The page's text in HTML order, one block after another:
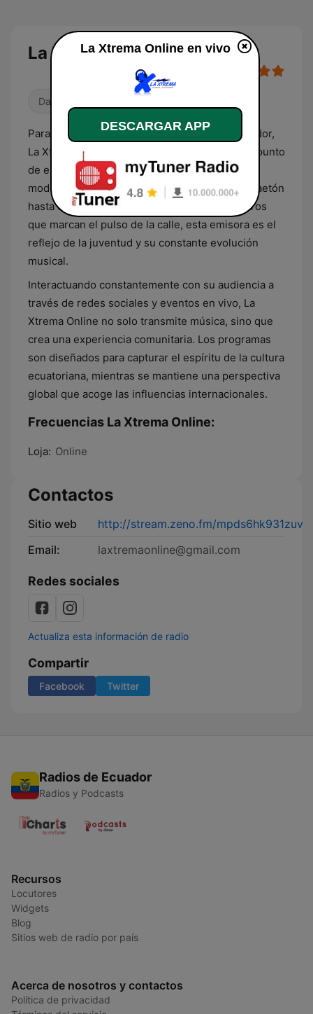
La Xtrema Online
Dance / EDM
Para los amantes de la música urbana en Ecuador,
La Xtrema Online es más que una radio; es un punto
de encuentro donde la pasión por los ritmos
modernos se vive a cada instante. Desde reggaetón
hasta trap, pasando por hip-hop y otros géneros
que marcan el pulso de la calle, esta emisora es el
reflejo de la juventud y su constante evolución
musical.
Interactuando constantemente con su audiencia a
través de redes sociales y eventos en vivo, La
Xtrema Online no solo transmite música, sino que
crea una experiencia comunitaria. Los programas
son diseñados para capturar el espíritu de la cultura
ecuatoriana, mientras se mantiene una perspectiva
global que acoge las influencias internacionales.
Frecuencias La Xtrema Online:
Loja: Online
Contactos
Sitio web
http://stream.zeno.fm/mpds6hk931zuv
Email:
laxtremaonline@gmail.com
Redes sociales
Actualiza esta información de radio
Compartir
Facebook Twitter
Radios de Ecuador
Radios y Podcasts
Recursos
Locutores
Widgets
Blog
Sitios web de radio por país
Acerca de nosotros y contactos
Política de privacidad
La Xtrema Online en vivo
DESCARGAR APP